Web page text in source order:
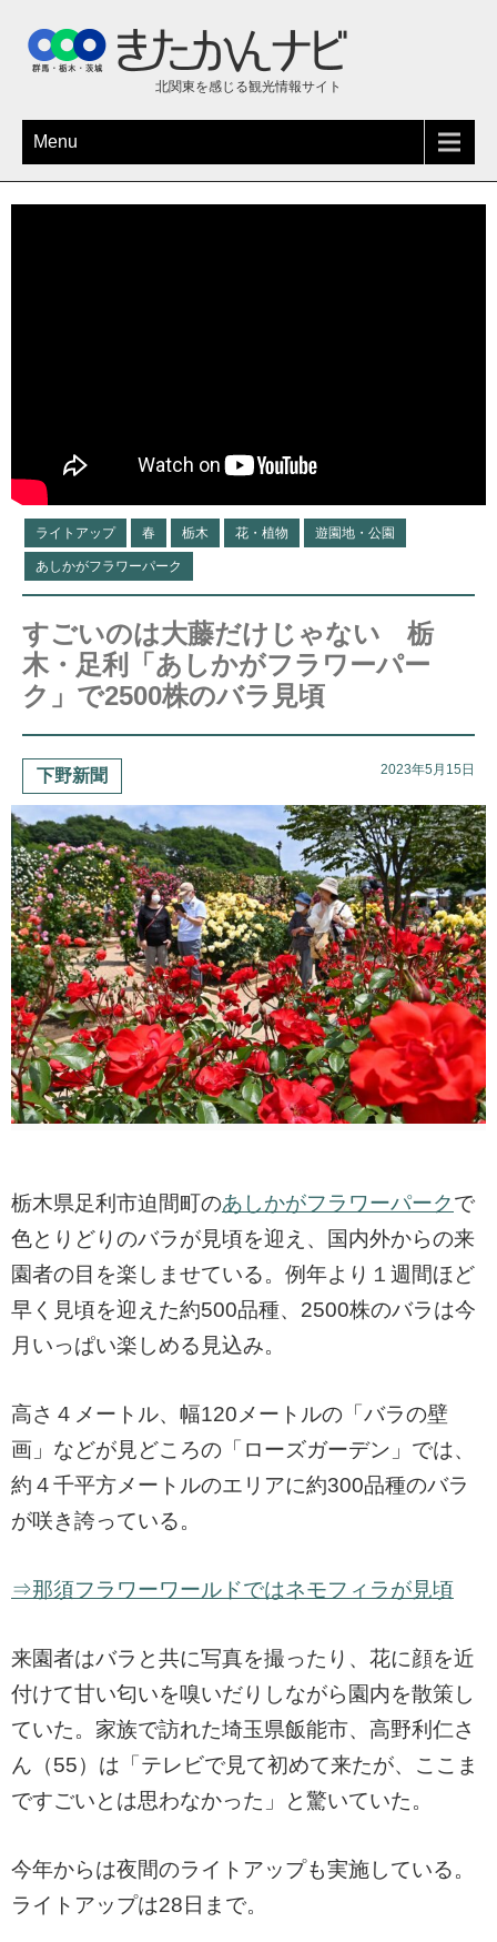
北関東を感じる観光情報サイト
Menu
ライトアップ 春 栃木 花・植物 遊園地・公園
あしかがフラワーパーク
すごいのは大藤だけじゃない 栃
木・足利「あしかがフラワーパー
ク」で2500株のバラ見頃
下野新聞 2023年5月15日
栃木県足利市迫間町のあしかがフラワーパークで
色とりどりのバラが見頃を迎え、国内外からの来
園者の目を楽しませている。例年より１週間ほど
早く見頃を迎えた約500品種、2500株のバラは今
月いっぱい楽しめる見込み。
高さ４メートル、幅120メートルの「バラの壁
画」などが見どころの「ローズガーデン」では、
約４千平方メートルのエリアに約300品種のバラ
が咲き誇っている。
⇒那須フラワーワールドではネモフィラが見頃
来園者はバラと共に写真を撮ったり、花に顔を近
付けて甘い匂いを嗅いだりしながら園内を散策し
ていた。家族で訪れた埼玉県飯能市、高野利仁さ
ん（55）は「テレビで見て初めて来たが、ここま
ですごいとは思わなかった」と驚いていた。
今年からは夜間のライトアップも実施している。
ライトアップは28日まで。